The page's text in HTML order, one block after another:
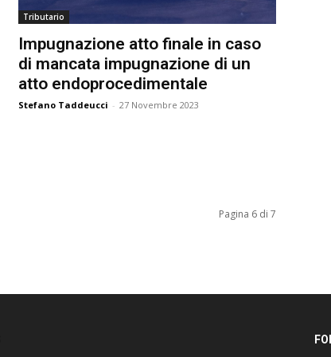
Tributario
Impugnazione atto finale in caso
di mancata impugnazione di un
atto endoprocedimentale
Stefano Taddeucci - 27 Novembre 2023
Pagina 6 di 7